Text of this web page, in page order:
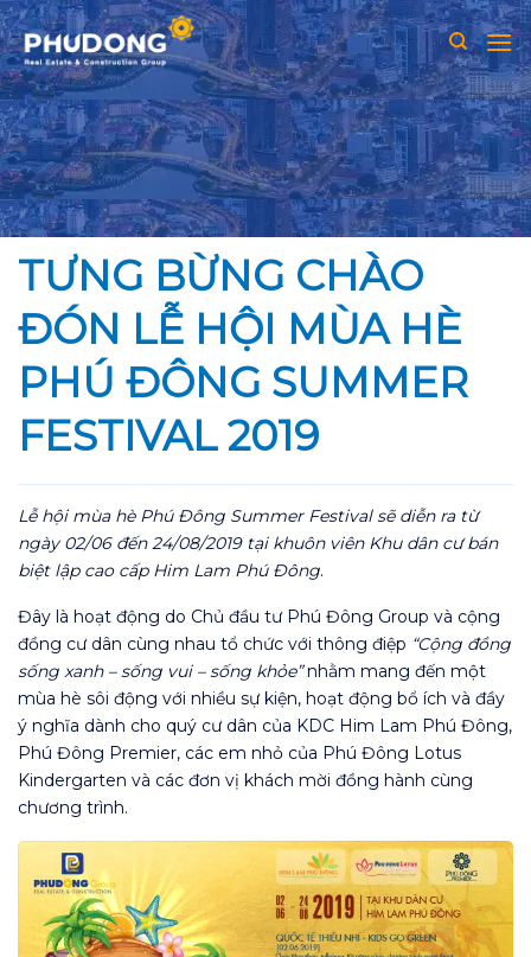
Skip
to
content
TƯNG BỪNG CHÀO
ĐÓN LỄ HỘI MÙA HÈ
PHÚ ĐÔNG SUMMER
FESTIVAL 2019
Lễ hội mùa hè Phú Đông Summer Festival sẽ diễn ra từ
ngày 02/06 đến 24/08/2019 tại khuôn viên Khu dân cư bán
biệt lập cao cấp Him Lam Phú Đông.
Đây là hoạt động do Chủ đầu tư Phú Đông Group và cộng
đồng cư dân cùng nhau tổ chức với thông điệp “Cộng đồng
sống xanh – sống vui – sống khỏe”nhằm mang đến một
mùa hè sôi động với nhiều sự kiện, hoạt động bổ ích và đầy
ý nghĩa dành cho quý cư dân của KDC Him Lam Phú Đông,
Phú Đông Premier, các em nhỏ của Phú Đông Lotus
Kindergarten và các đơn vị khách mời đồng hành cùng
chương trình.